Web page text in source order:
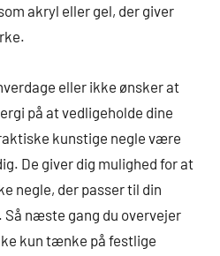
akryl eller gel, der giver
eller ikke ønsker at
på at vedligeholde dine
kunstige negle være
De giver dig mulighed for at
negle, der passer til din
næste gang du overvejer
kun tænke på festlige